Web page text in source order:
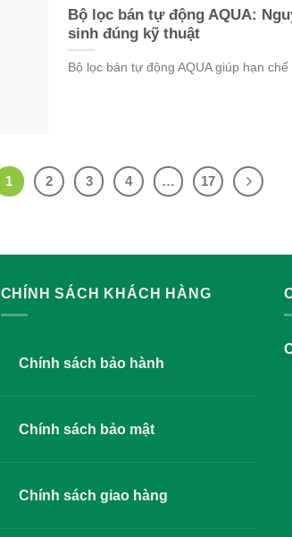
Bộ lọc bán tự động AQUA:
sinh đúng kỹ thuật
Bộ lọc bán tự động AQUA giúp hạn
1 2 3 4 … 17
CHÍNH SÁCH KHÁCH HÀNG
Chính sách bảo hành
Chính sách bảo mật
Chính sách giao hàng